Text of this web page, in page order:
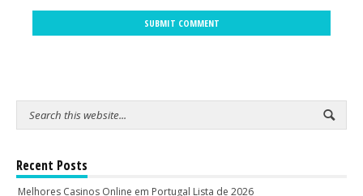
SUBMIT COMMENT
Recent Posts
Melhores Casinos Online em Portugal Lista de 2026